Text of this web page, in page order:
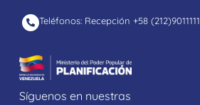
Teléfonos: Recepción +58 ​(212)9011111
Síguenos en nuestras